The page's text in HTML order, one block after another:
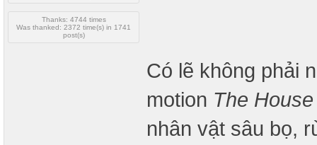
Thanks: 4744 times
Was thanked: 2372 time(s) in 1741
post(s)
Có lẽ không phải
motion The House
nhân vật sâu bọ,